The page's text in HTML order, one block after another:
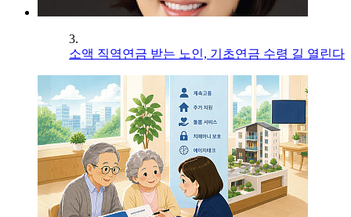
3.
소액 직역연금 받는 노인, 기초연금 수령 길 열린다